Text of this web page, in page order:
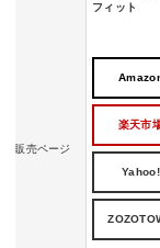
フィット
販売ページ
楽天市
Yahoo!